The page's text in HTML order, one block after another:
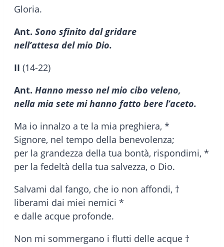
Gloria.
Ant. Sono sfinito dal gridare
nell’attesa del mio Dio.
II (14-22)
Ant. Hanno messo nel mio cibo veleno,
nella mia sete mi hanno fatto bere l’aceto.
Ma io innalzo a te la mia preghiera, *
Signore, nel tempo della benevolenza;
per la grandezza della tua bontà, rispondimi, *
per la fedeltà della tua salvezza, o Dio.
Salvami dal fango, che io non affondi, †
liberami dai miei nemici *
e dalle acque profonde.
Non mi sommergano i flutti delle acque †